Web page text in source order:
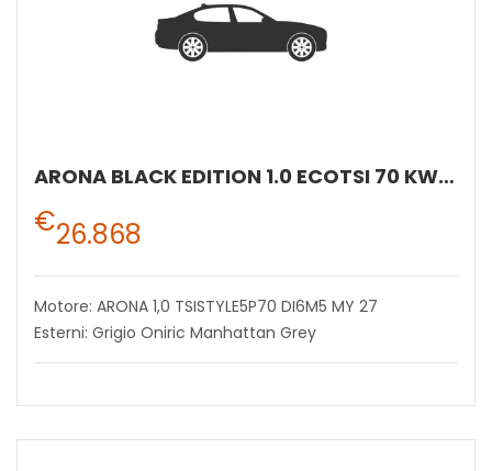
ARONA BLACK EDITION 1.0 ECOTSI 70 KW (95 CV) BENZINA MANUALE 5 MARCE 2WD
€26.868
Motore: ARONA 1,0 TSISTYLE5P70 DI6M5 MY 27
Esterni: Grigio Oniric Manhattan Grey